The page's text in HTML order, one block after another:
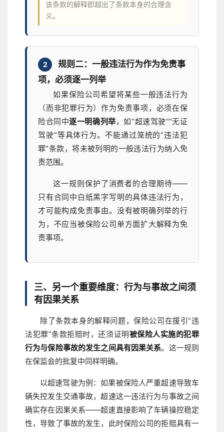
该条款的解释即超出了条款本身的合理含
义。
2
规则二：一般违法行为作为免责事
项，必须逐一列举
如果保险公司希望将某些一般违法行为
（而非犯罪行为）作为免责事项，必须在保
险合同中逐一明确列举，如“超速驾驶”“无证
驾驶”等具体行为。不能通过笼统的“违法犯
罪”条款，将未被列明的一般违法行为纳入免
责范围。
这一规则保护了消费者的合理期待——
只有合同中白纸黑字写明的具体违法行为，
才可能构成免责事由。没有被明确列举的行
为，不应当被保险公司单方面扩大解释为免
责事项。
三、另一个重要维度：行为与事故之间须
有因果关系
除了条款本身的解释问题，保险公司在援引“违
法犯罪”条款拒赔时，还须证明被保险人实施的犯罪
行为与保险事故的发生之间具有因果关系。这一规则
在保监会的批复中同样明确。
以超速驾驶为例：如果被保险人严重超速导致车
辆失控发生交通事故，超速这一违法行为与事故之间
确实存在因果关系——超速直接影响了车辆操控稳定
性，导致了事故的发生，此时保险公司的拒赔具有一